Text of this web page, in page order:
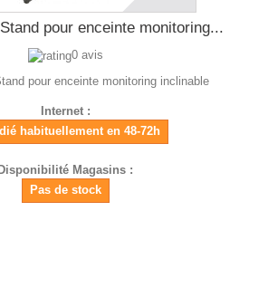
pour enceinte monitoring...
0 avis
pour enceinte monitoring inclinable
Internet :
habituellement en 48-72h
Disponibilité Magasins :
Pas de stock